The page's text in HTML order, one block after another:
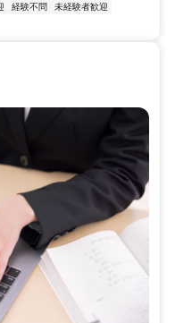
経験不問
未経験者歓迎